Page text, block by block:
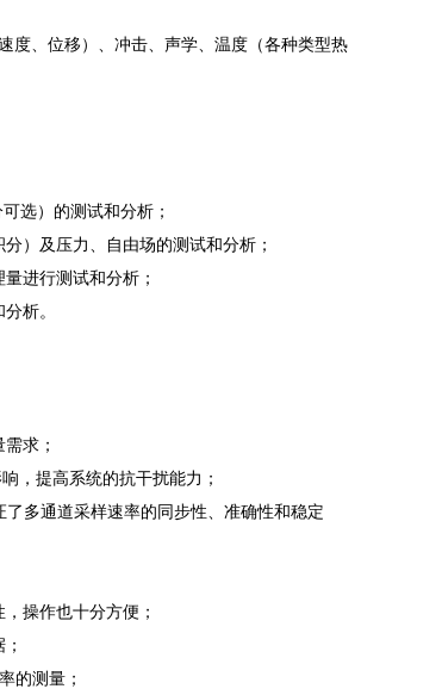
度、位移）、冲击、声学、温度（各种类型热
选）的测试和分析；
）及压力、自由场的测试和分析；
进行测试和分析；
析。
求；
，提高系统的抗干扰能力；
多通道采样速率的同步性、准确性和稳定
操作也十分方便；
的测量；